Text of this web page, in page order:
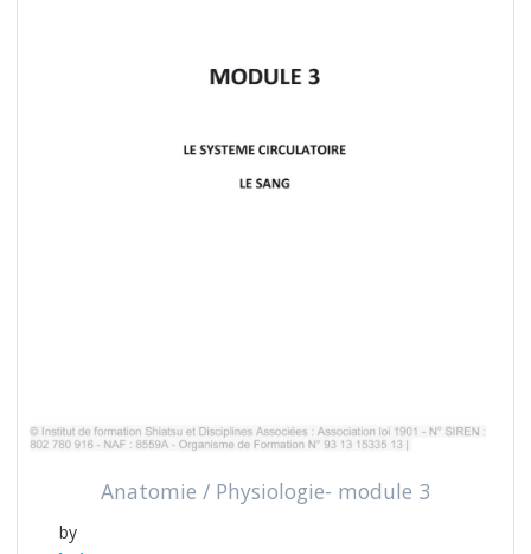
Anatomie / Physiologie- module 3
by